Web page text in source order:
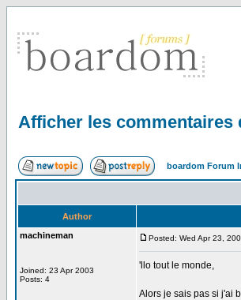
Afficher les commentaires
boardom Forum
Author
machineman
Joined: 23 Apr 2003
Posts: 4
Posted: Wed Apr 23,
'llo tout le monde,
Alors je sais pas si j'ai